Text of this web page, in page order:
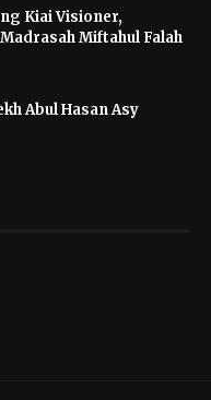
Kiai Visioner,
Miftahul Falah
Abul Hasan Asy